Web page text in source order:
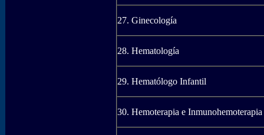
27. Ginecología
28. Hematología
29. Hematólogo Infantil
30. Hemoterapia e Inmunohemoterapia